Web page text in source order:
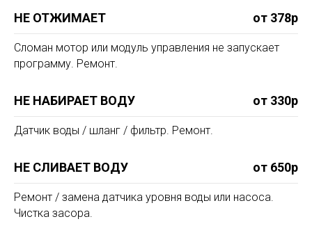
НЕ ОТЖИМАЕТ от 378р
Сломан мотор или модуль управления не запускает
программу. Ремонт.
НЕ НАБИРАЕТ ВОДУ от 330р
Датчик воды / шланг / фильтр. Ремонт.
НЕ СЛИВАЕТ ВОДУ от 650р
Ремонт / замена датчика уровня воды или насоса.
Чистка засора.